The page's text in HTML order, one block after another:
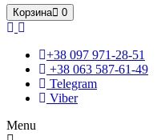
Корзина 0
+38 097 971-28-51
+38 063 587-61-49
Telegram
Viber
Menu